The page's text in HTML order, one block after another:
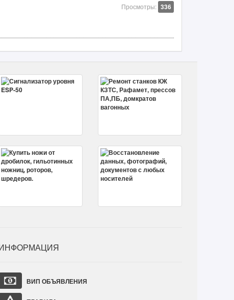
Просмотры: 336
ВИП ОБЪЯВЛЕНИЯ